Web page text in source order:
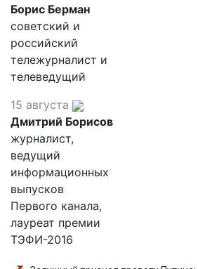
Борис Берман
советский и
российский
тележурналист и
телеведущий
15 августа
Дмитрий Борисов
журналист,
ведущий
информационных
выпусков
Первого канала,
лауреат премии
ТЭФИ-2016